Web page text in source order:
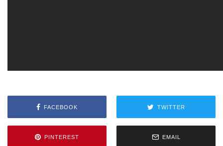
FACEBOOK TWITTER
PINTEREST EMAIL